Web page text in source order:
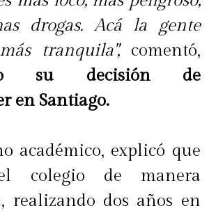
Así como
cerveza Kross invita a
pieza de diseño con
está hecha para
drogas. Acá la gente
tranquila",comentó,
su decisión de
en Santiago.
académico, explicó que
colegio de manera
realizando dos años en